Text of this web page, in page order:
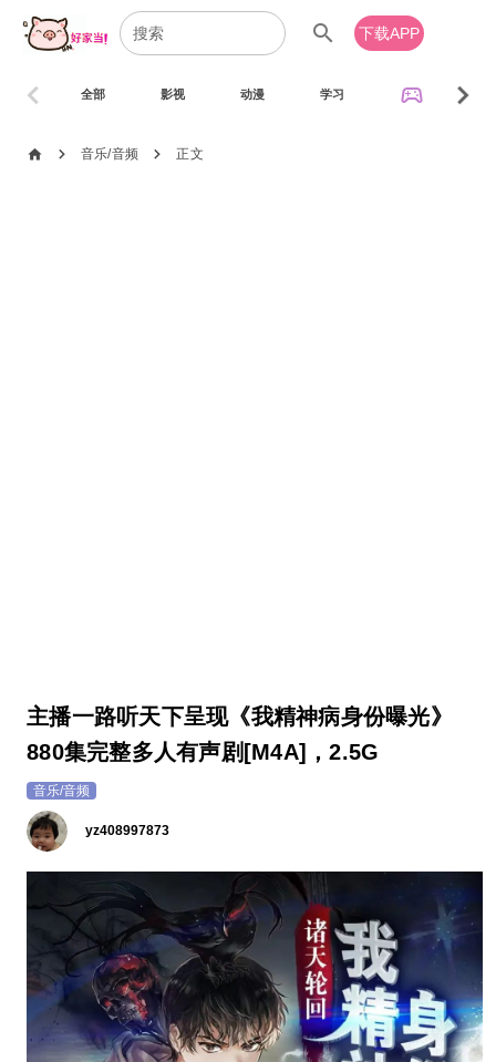
search 下载APP
全部 影视 动漫 学习 sports_esports
chevron_left chevron_right
home chevron_right 音乐/音频 chevron_right 正文
主播一路听天下呈现《我精神病身份曝光》
880集完整多人有声剧[M4A]，2.5G
音乐/音频
yz408997873